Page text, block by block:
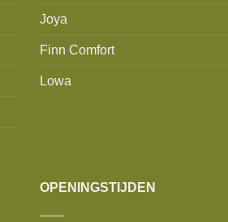
Joya
Finn Comfort
Lowa
OPENINGSTIJDEN